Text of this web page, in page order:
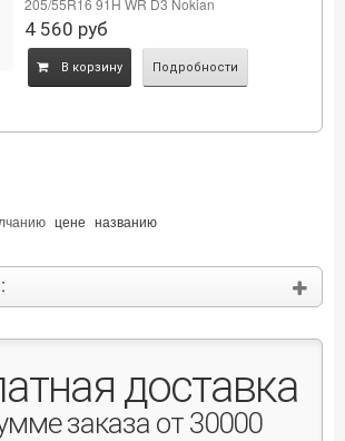
205/55R16 91H WR D3 Nokian
4 560 руб
B корзину Подробности
цене названию
доставка
заказа от 30000